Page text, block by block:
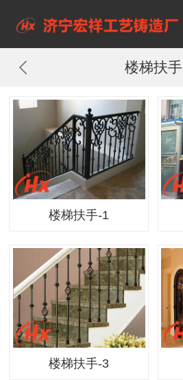
楼梯扶手
楼梯扶手-1
楼梯扶手-3